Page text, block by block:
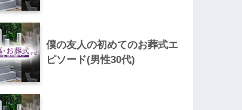
僕の友人の初めてのお葬式エ
ピソード(男性30代)